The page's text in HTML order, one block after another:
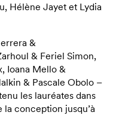
Hélène Jayet et Lydia
&
& Feriel Simon,
Ioana Mello &
& Pascale Obolo –
les lauréates dans
conception jusqu’à